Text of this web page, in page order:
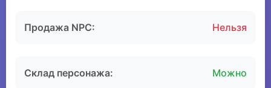
Продажа NPC: Нельзя
Склад персонажа: Можно